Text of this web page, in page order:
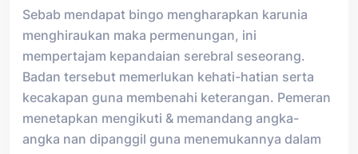
Sebab mendapat bingo mengharapkan karunia
menghiraukan maka permenungan, ini
mempertajam kepandaian serebral seseorang.
Badan tersebut memerlukan kehati-hatian serta
kecakapan guna membenahi keterangan. Pemeran
menetapkan mengikuti & memandang angka-
angka nan dipanggil guna menemukannya dalam